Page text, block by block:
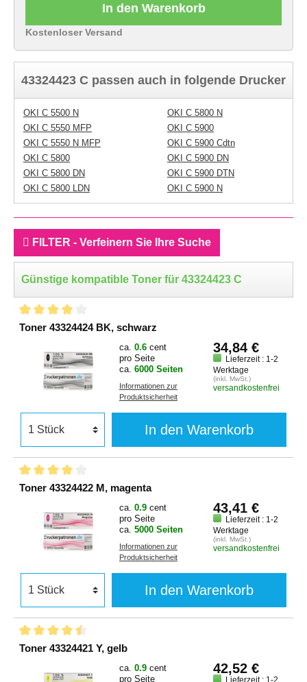
In den Warenkorb
Kostenloser Versand
43324423 C passen auch in folgende Drucker
OKI C 5500 N
OKI C 5550 MFP
OKI C 5550 N MFP
OKI C 5800
OKI C 5800 DN
OKI C 5800 LDN
OKI C 5800 N
OKI C 5900
OKI C 5900 Cdtn
OKI C 5900 DN
OKI C 5900 DTN
OKI C 5900 N
FILTER - Verfeinern Sie Ihre Suche
Günstige kompatible Toner für 43324423 C
Toner 43324424 BK, schwarz
ca. 0.6 cent
pro Seite
ca. 6000 Seiten
Informationen zur
Produktsicherheit
34,84 €
Lieferzeit : 1-2
Werktage
(inkl. MwSt.)
versandkostenfrei
In den Warenkorb
Toner 43324422 M, magenta
ca. 0.9 cent
pro Seite
ca. 5000 Seiten
Informationen zur
Produktsicherheit
43,41 €
Lieferzeit : 1-2
Werktage
(inkl. MwSt.)
versandkostenfrei
In den Warenkorb
Toner 43324421 Y, gelb
ca. 0.9 cent
pro Seite
42,52 €
Lieferzeit : 1-2